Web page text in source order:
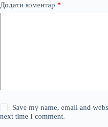
Додати коментар *
Save my name, email and
next time I comment.